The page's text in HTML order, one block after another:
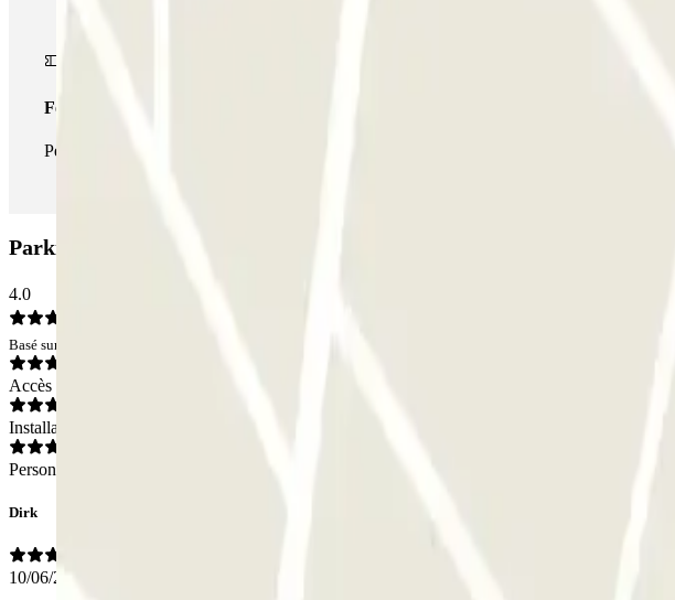
Forfait illimité
Pendant votre séjour, vous pouvez entrer et sortir du parking aussi souvent que vous le
Parking SABA Berenguer i Carnicer: Avis
4.0
Basé sur 54 avis
Accès
Installations
Personnel
Dirk
10/06/2026